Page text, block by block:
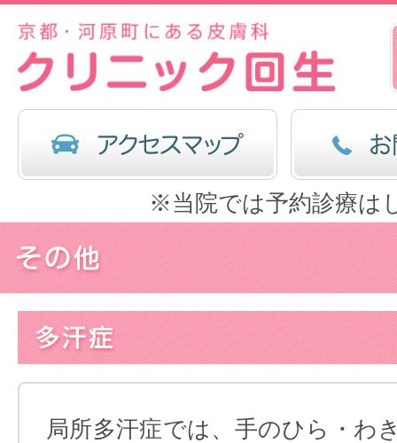
※当院では予約診療は
局所多汗症では、手のひら・わ